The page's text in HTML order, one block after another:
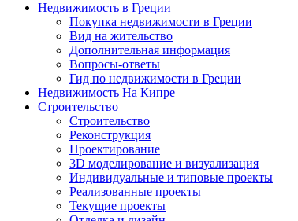
Недвижимость в Греции
Покупка недвижимости в Греции
Вид на жительство
Дополнительная информация
Вопросы-ответы
Гид по недвижимости в Греции
Недвижимость На Кипре
Строительство
Строительство
Реконструкция
Проектирование
3D моделирование и визуализация
Индивидуальные и типовые проекты
Реализованные проекты
Текущие проекты